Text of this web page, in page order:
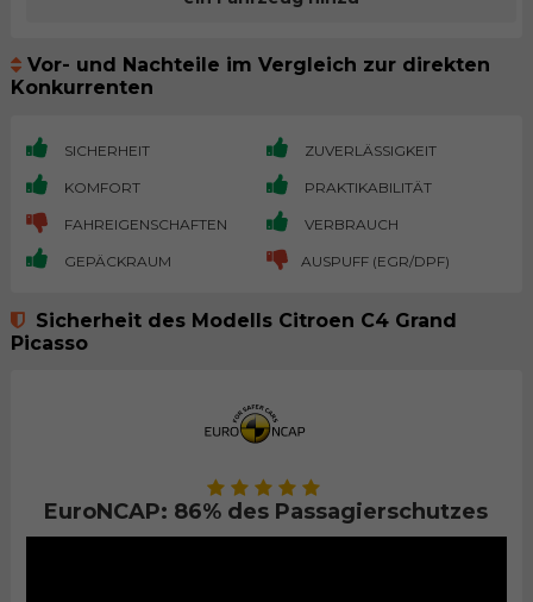
Vor- und Nachteile im Vergleich zur direkten
Konkurrenten
SICHERHEIT ZUVERLÄSSIGKEIT
KOMFORT PRAKTIKABILITÄT
FAHREIGENSCHAFTEN VERBRAUCH
GEPÄCKRAUM AUSPUFF (EGR/DPF)
Sicherheit des Modells Citroen C4 Grand
Picasso
EuroNCAP: 86% des Passagierschutzes